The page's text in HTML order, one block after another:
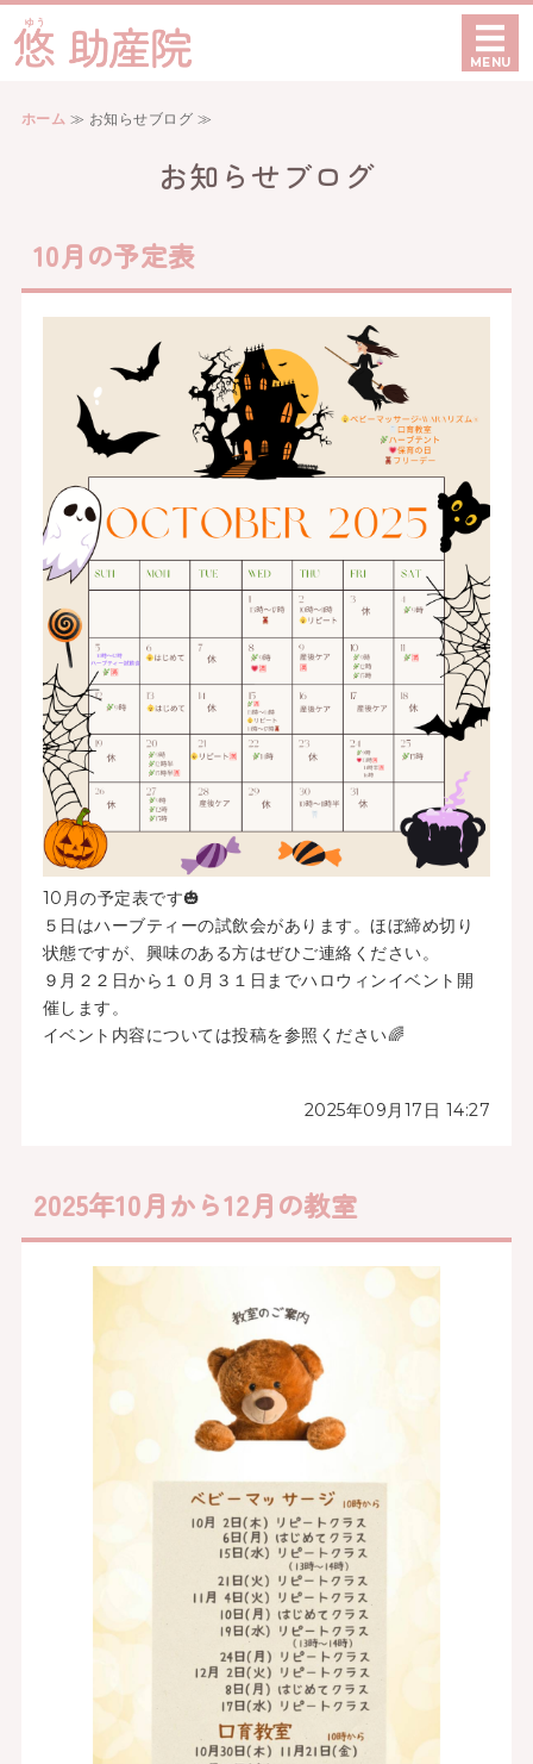
愛知県豊田市でベビーマ
MENU
ホーム
当院について
ホーム ≫ お知らせブログ ≫
お知らせブログ
10月の予定表
10月の予定表です🎃
５日はハーブティーの試飲会があります。ほぼ締め切り
状態ですが、興味のある方はぜひご連絡ください。
９月２２日から１０月３１日までハロウィンイベント開
催します。
イベント内容については投稿を参照ください🌈
2025年09月17日 14:27
2025年10月から12月の教室